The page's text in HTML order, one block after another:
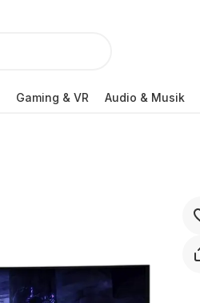
Gaming & VR Audio & Musik